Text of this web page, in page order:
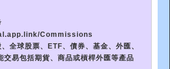
Commissions
全球股票、ETF、債券、基金、外匯、
交易包括期貨、商品或槓桿外匯等產品